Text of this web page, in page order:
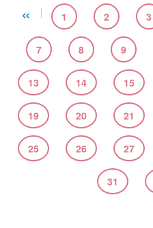
« 1 2 3
7 8 9
13 14 15
19 20 21
25 26 27
31